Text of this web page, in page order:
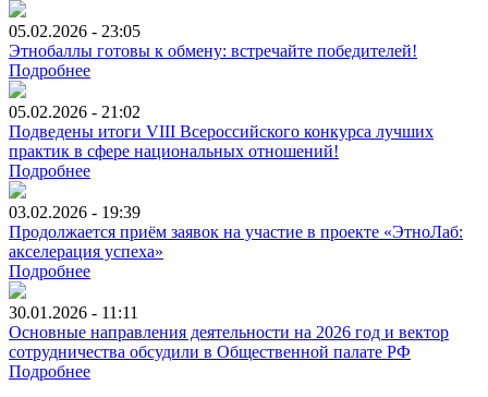
05.02.2026 - 23:05
Этнобаллы готовы к обмену: встречайте победителей!
Подробнее
05.02.2026 - 21:02
Подведены итоги VIII Всероссийского конкурса лучших
практик в сфере национальных отношений!
Подробнее
03.02.2026 - 19:39
Продолжается приём заявок на участие в проекте «ЭтноЛаб:
акселерация успеха»
Подробнее
30.01.2026 - 11:11
Основные направления деятельности на 2026 год и вектор
сотрудничества обсудили в Общественной палате РФ
Подробнее